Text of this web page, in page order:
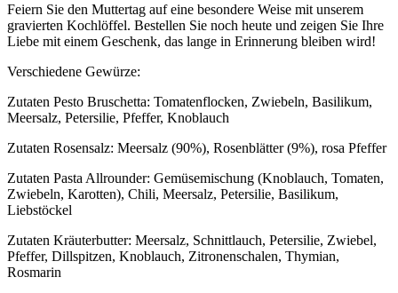
Feiern Sie den Muttertag auf eine besondere Weise mit unserem
gravierten Kochlöffel. Bestellen Sie noch heute und zeigen Sie Ihre
Liebe mit einem Geschenk, das lange in Erinnerung bleiben wird!
Verschiedene Gewürze:
Zutaten Pesto Bruschetta: Tomatenflocken, Zwiebeln, Basilikum,
Meersalz, Petersilie, Pfeffer, Knoblauch
Zutaten Rosensalz: Meersalz (90%), Rosenblätter (9%), rosa Pfeffer
Zutaten Pasta Allrounder: Gemüsemischung (Knoblauch, Tomaten,
Zwiebeln, Karotten), Chili, Meersalz, Petersilie, Basilikum,
Liebstöckel
Zutaten Kräuterbutter: Meersalz, Schnittlauch, Petersilie, Zwiebel,
Pfeffer, Dillspitzen, Knoblauch, Zitronenschalen, Thymian,
Rosmarin